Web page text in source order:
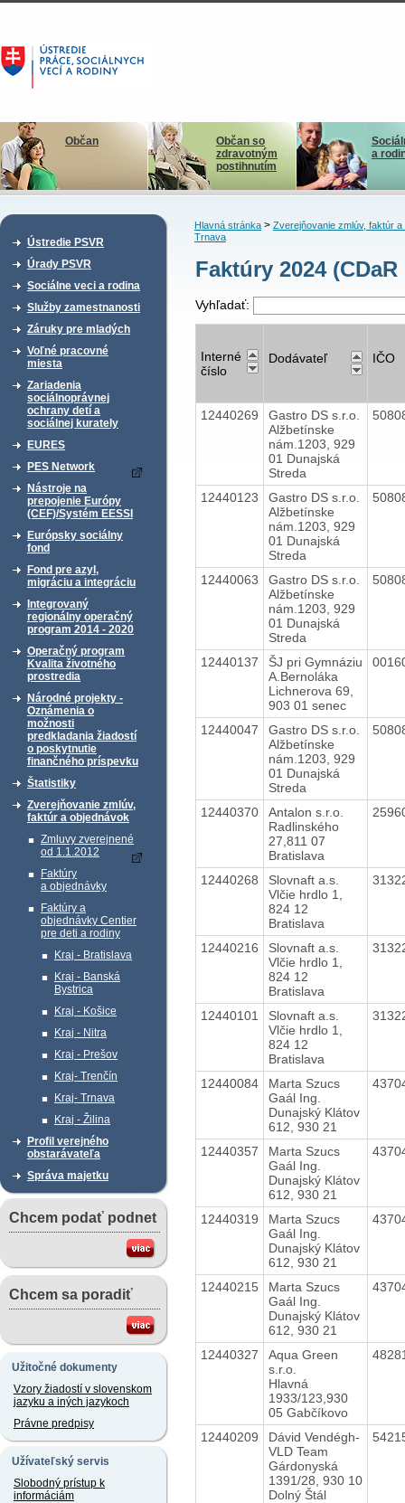
Občan
Občan so
zdravotným
postihnutím
a
Ústredie PSVR
Úrady PSVR
Sociálne veci a rodina
Služby zamestnanosti
Záruky pre mladých
Voľné pracovné
miesta
Zariadenia
sociálnoprávnej
ochrany detí a
sociálnej kurately
EURES
PES Network
Nástroje na
prepojenie Európy
(CEF)/Systém EESSI
Európsky sociálny
fond
Fond pre azyl,
migráciu a integráciu
Integrovaný
regionálny operačný
program 2014 - 2020
Operačný program
Kvalita životného
prostredia
Národné projekty -
Oznámenia o
možnosti
predkladania žiadostí
o poskytnutie
finančného príspevku
Štatistiky
Zverejňovanie zmlúv,
faktúr a objednávok
Zmluvy zverejnené
od 1.1.2012
Faktúry
a objednávky
Faktúry a
objednávky Centier
pre deti a rodiny
Kraj - Bratislava
Kraj - Banská
Bystrica
Kraj - Košice
Kraj - Nitra
Kraj - Prešov
Kraj- Trenčín
Kraj- Trnava
Kraj - Žilina
Profil verejného
obstarávateľa
Správa majetku
Chcem podať podnet
Chcem sa poradiť
Užitočné dokumenty
Vzory žiadostí v slovenskom
jazyku a iných jazykoch
Právne predpisy
Užívateľský servis
Slobodný prístup k
informáciám
Hlavná stránka> Zverejňovanie zmlúv, faktúr a
Trnava
Faktúry 2024
Vyhľadať:
Interné
číslo
Dodávateľ IČO
12440269
Gastro DS s.r.o.
Alžbetínske
nám.1203, 929
01 Dunajská
Streda
12440123
Gastro DS s.r.o.
Alžbetínske
nám.1203, 929
01 Dunajská
Streda
12440063
Gastro DS s.r.o.
Alžbetínske
nám.1203, 929
01 Dunajská
Streda
12440137
ŠJ pri Gymnáziu
A.Bernoláka
Lichnerova 69,
903 01 senec
12440047
Gastro DS s.r.o.
Alžbetínske
nám.1203, 929
01 Dunajská
Streda
12440370
Antalon s.r.o.
Radlinského
27,811 07
Bratislava
12440268
Slovnaft a.s.
Vlčie hrdlo 1,
824 12
Bratislava
12440216
Slovnaft a.s.
Vlčie hrdlo 1,
824 12
Bratislava
12440101
Slovnaft a.s.
Vlčie hrdlo 1,
824 12
Bratislava
12440084
Marta Szucs
Gaál Ing.
Dunajský Klátov
612, 930 21
12440357
Marta Szucs
Gaál Ing.
Dunajský Klátov
612, 930 21
12440319
Marta Szucs
Gaál Ing.
Dunajský Klátov
612, 930 21
12440215
Marta Szucs
Gaál Ing.
Dunajský Klátov
612, 930 21
12440327
Aqua Green
s.r.o.
Hlavná
1933/123,930
05 Gabčíkovo
12440209
Dávid Vendégh-
VLD Team
Gárdonyská
1391/28, 930 10
Dolný Štál